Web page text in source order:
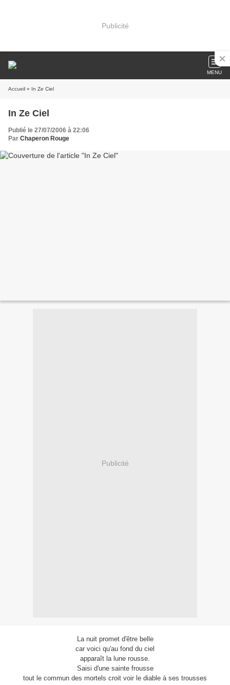
Publicité
MENU
Accueil » In Ze Ciel
In Ze Ciel
Publié le 27/07/2006 à 22:06
Par Chaperon Rouge
Publicité
La nuit promet d'être belle
car voici qu'au fond du ciel
apparaît la lune rousse.
Saisi d'une sainte frousse
tout le commun des mortels croit voir le diable à ses trousses